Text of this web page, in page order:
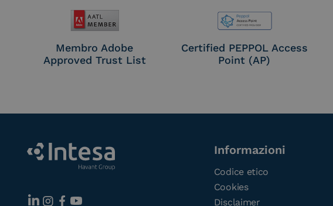
Membro Adobe
Approved Trust List
Certified PEPPOL Access
Point (AP)
Informazioni
Codice etico
Cookies
Disclaimer